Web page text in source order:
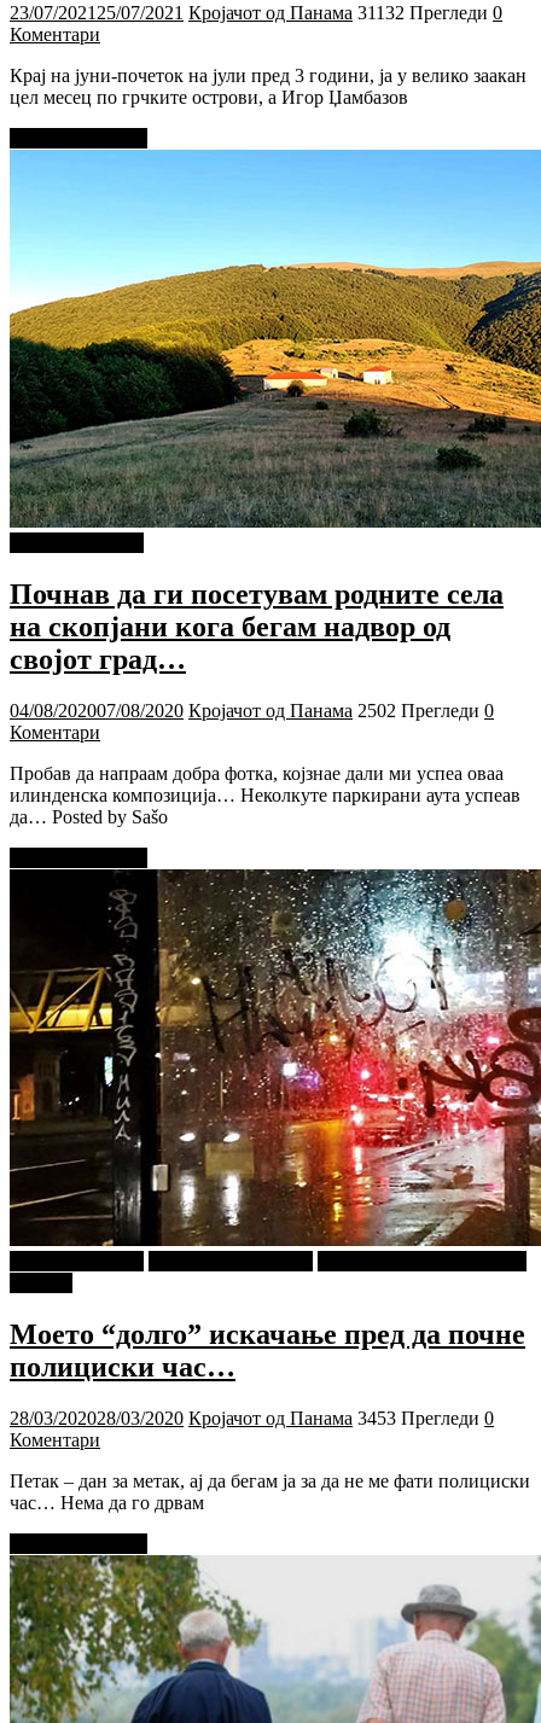
23/07/2021 25/07/2021 Кројачот од Панама 31132 Прегледи 0
Коментари
Крај на јуни-почеток на јули пред 3 години, ја у велико заакан
цел месец по грчките острови, а Игор Џамбазов
Почнав да ги посетувам родните села
на скопјани кога бегам надвор од
својот град…
04/08/202007/08/2020 Кројачот од Панама 2502 Прегледи 0
Коментари
Пробав да напраам добра фотка, којзнае дали ми успеа оваа
илинденска композиција… Неколкуте паркирани аута успеав
да… Posted by Sašo
Моето “долго” искачање пред да почне
полициски час…
28/03/202028/03/2020 Кројачот од Панама 3453 Прегледи 0
Коментари
Петак – дан за метак, ај да бегам ја за да не ме фати полициски
час… Нема да го дрвам